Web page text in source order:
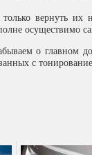
вернуть
осуществимо
о главном
с